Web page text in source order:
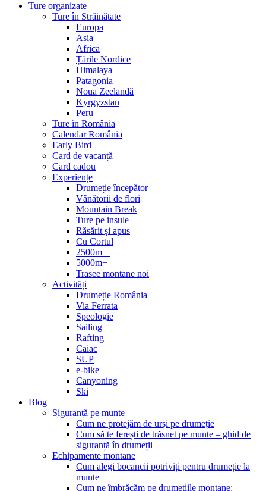
Ture organizate
Ture în Străinătate
Europa
Asia
Africa
Țările Nordice
Himalaya
Patagonia
Noua Zeelandă
Kyrgyzstan
Peru
Ture în România
Calendar România
Early Bird
Card de vacanță
Card cadou
Experiențe
Drumeție începător
Vânătorii de flori
Mountain Break
Ture pe insule
Răsărit și apus
Cu Cortul
2500m +
5000m+
Trasee montane noi
Activități
Drumeție România
Via Ferrata
Speologie
Sailing
Rafting
Caiac
SUP
e-bike
Canyoning
Ski
Blog
Siguranță pe munte
Cum ne protejăm de urși pe drumeție
Cum să te ferești de trăsnet pe munte – ghid de
siguranță în drumeții
Echipamente montane
Cum alegi bocancii potriviți pentru drumeție la
munte
Cum ne îmbrăcăm pe drumețiile montane: